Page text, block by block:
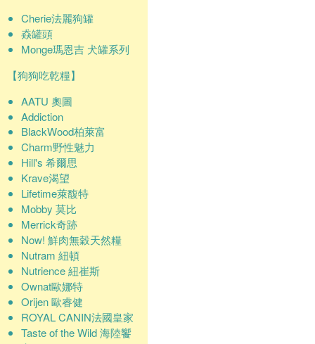
Cherie法麗狗罐
猋罐頭
Monge瑪恩吉 犬罐系列
【狗狗吃乾糧】
AATU 奧圖
Addiction
BlackWood柏萊富
Charm野性魅力
Hill's 希爾思
Krave渴望
Lifetime萊馥特
Mobby 莫比
Merrick奇跡
Now! 鮮肉無穀天然糧
Nutram 紐頓
Nutrience 紐崔斯
Ownat歐娜特
Orijen 歐睿健
ROYAL CANIN法國皇家
Taste of the Wild 海陸饗